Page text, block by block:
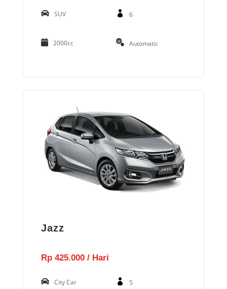
SUV 6
2000cc Automatic
Jazz
Rp 425.000 / Hari
City Car 5